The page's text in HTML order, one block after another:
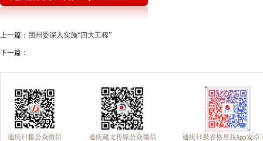
上一篇： 团州委深入实施“四大工程”
下一篇：